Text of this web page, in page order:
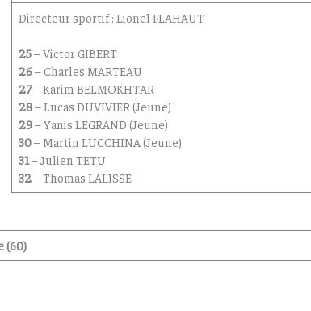
Directeur sportif : Lionel FLAHAUT
25– Victor GIBERT
26– Charles MARTEAU
27– Karim BELMOKHTAR
28– Lucas DUVIVIER (Jeune)
29– Yanis LEGRAND (Jeune)
30– Martin LUCCHINA (Jeune)
31– Julien TETU
32– Thomas LALISSE
(60)